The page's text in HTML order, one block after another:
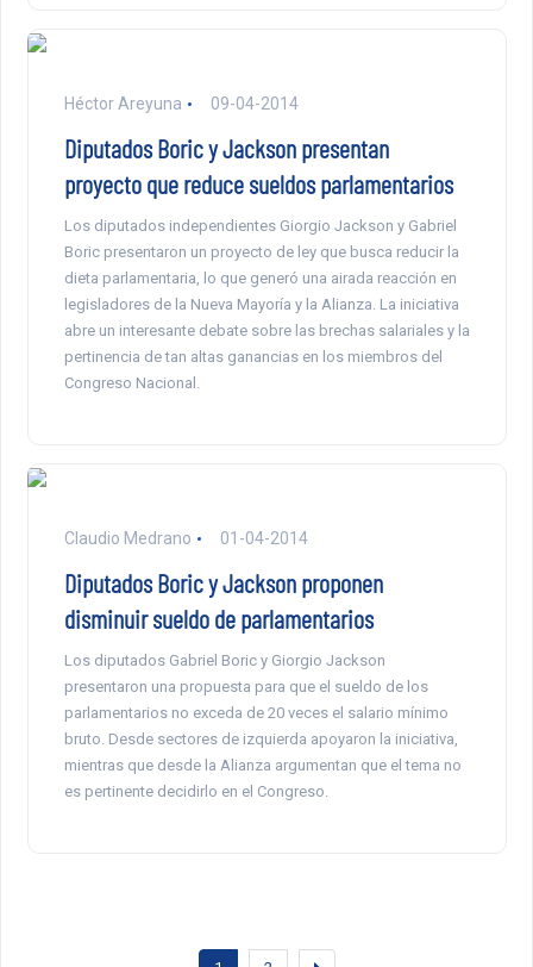
Héctor Areyuna 09-04-2014
Diputados Boric y Jackson presentan
proyecto que reduce sueldos parlamentarios
Los diputados independientes Giorgio Jackson y Gabriel
Boric presentaron un proyecto de ley que busca reducir la
dieta parlamentaria, lo que generó una airada reacción en
legisladores de la Nueva Mayoría y la Alianza. La iniciativa
abre un interesante debate sobre las brechas salariales y la
pertinencia de tan altas ganancias en los miembros del
Congreso Nacional.
Claudio Medrano 01-04-2014
Diputados Boric y Jackson proponen
disminuir sueldo de parlamentarios
Los diputados Gabriel Boric y Giorgio Jackson
presentaron una propuesta para que el sueldo de los
parlamentarios no exceda de 20 veces el salario mínimo
bruto. Desde sectores de izquierda apoyaron la iniciativa,
mientras que desde la Alianza argumentan que el tema no
es pertinente decidirlo en el Congreso.